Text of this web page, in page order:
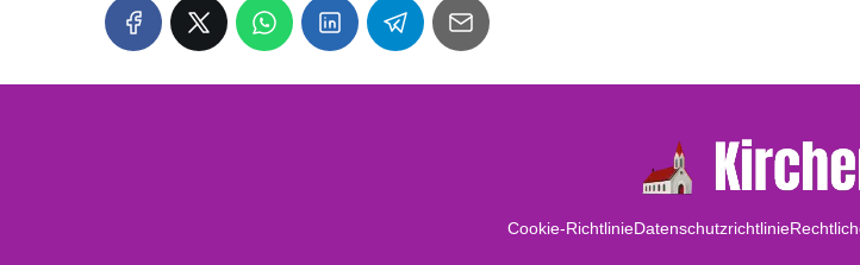
Cookie-RichtlinieDatenschutzrichtlinie